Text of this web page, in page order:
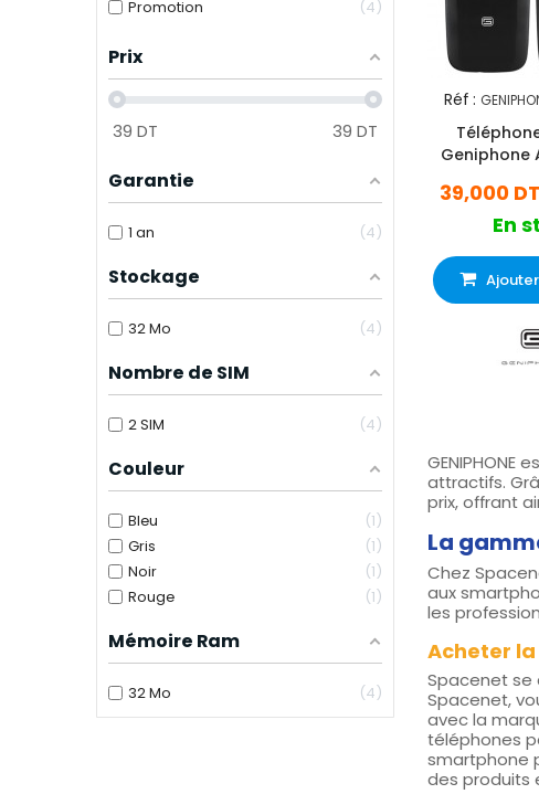
Promotion 4
Prix
39 DT 39 DT
Garantie
1 an 4
Stockage
32 Mo 4
Nombre de SIM
2 SIM 4
Couleur
Bleu
1
Gris
1
Noir
1
Rouge
1
Mémoire Ram
32 Mo 4
Réf :
Geniphone
39,000 DT
En
attractifs.
prix, offrant
La
Chez
aux
les
Acheter la
Spacenet se
Spacenet,
avec la
téléphones
smartphone
des produits